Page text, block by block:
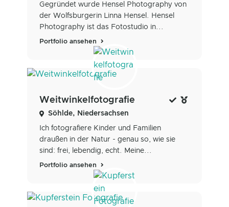
Gegründet wurde Hensel Photography von
der Wolfsburgerin Linna Hensel. Hensel
Photography ist das Fotostudio in...
Portfolio ansehen
Weitwinkelfotografie
Söhlde, Niedersachsen
Ich fotografiere Kinder und Familien
draußen in der Natur - genau so, wie sie
sind: frei, lebendig, echt. Meine...
Portfolio ansehen